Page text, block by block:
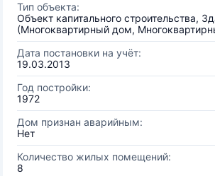
Тип объекта:
Объект капитального строительства,
(Многоквартирный дом,
Дата постановки на учёт:
19.03.2013
Год постройки:
1972
Дом признан аварийным:
Нет
Количество жилых помещений:
8